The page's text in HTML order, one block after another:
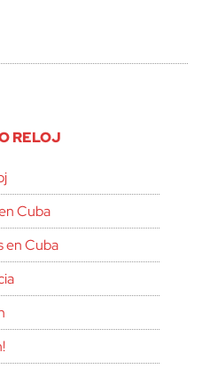
RELOJ
Cuba
en Cuba